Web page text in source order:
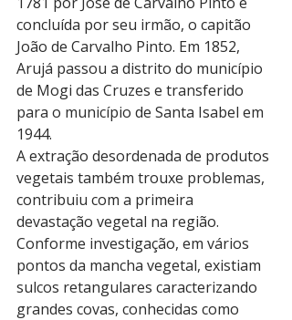
concluída por seu irmão, o capitão
João de Carvalho Pinto. Em 1852,
Arujá passou a distrito do município
de Mogi das Cruzes e transferido
para o município de Santa Isabel em
1944.
A extração desordenada de produtos
vegetais também trouxe problemas,
contribuiu com a primeira
devastação vegetal na região.
Conforme investigação, em vários
pontos da mancha vegetal, existiam
sulcos retangulares caracterizando
grandes covas, conhecidas como